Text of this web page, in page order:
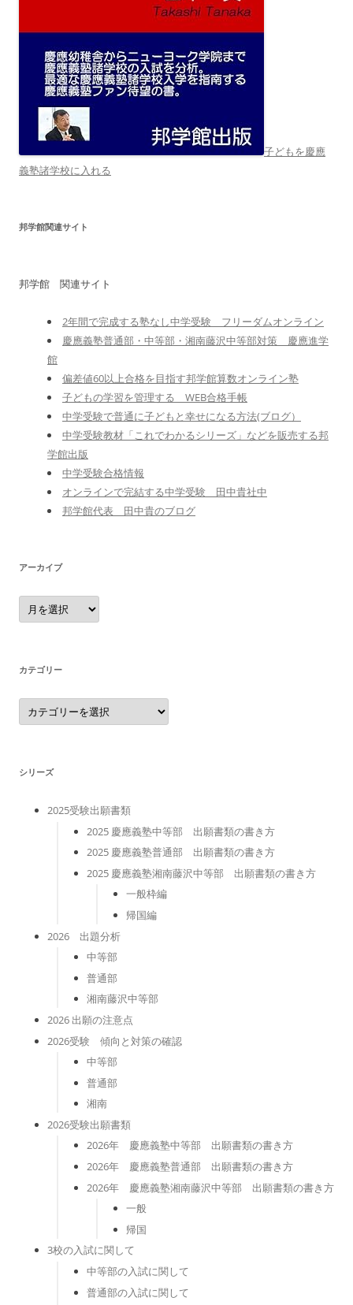
子どもを慶應
義塾諸学校に入れる
邦学館関連サイト
邦学館 関連サイト
2年間で完成する塾なし中学受験 フリーダムオンライン
慶應義塾普通部・中等部・湘南藤沢中等部対策 慶應進学
館
偏差値60以上合格を目指す邦学館算数オンライン塾
子どもの学習を管理する WEB合格手帳
中学受験で普通に子どもと幸せになる方法(ブログ）
中学受験教材「これでわかるシリーズ」などを販売する邦
学館出版
中学受験合格情報
オンラインで完結する中学受験 田中貴社中
邦学館代表 田中貴のブログ
アーカイブ
ア
ー
カ
カテゴリー
カ
テ
ゴ
シリーズ
2025受験出願書類
2025 慶應義塾中等部 出願書類の書き方
2025 慶應義塾普通部 出願書類の書き方
2025 慶應義塾湘南藤沢中等部 出願書類の書き方
一般枠編
帰国編
2026 出題分析
中等部
普通部
湘南藤沢中等部
2026 出願の注意点
2026受験 傾向と対策の確認
中等部
普通部
湘南
2026受験出願書類
2026年 慶應義塾中等部 出願書類の書き方
2026年 慶應義塾普通部 出願書類の書き方
2026年 慶應義塾湘南藤沢中等部 出願書類の書き方
一般
帰国
3校の入試に関して
中等部の入試に関して
普通部の入試に関して